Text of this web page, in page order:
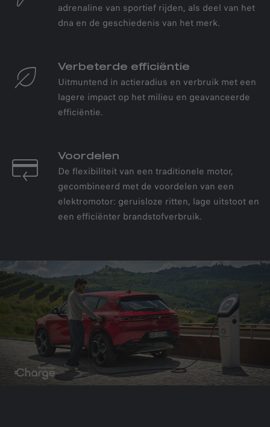
SPORTIVITEIT
Alfa Romeo maakt zijn entree in het
tijdperk van hybride technologie
adrenaline van sportief rijden, als deel van het
dna en de geschiedenis van het merk.
Verbeterde efficiëntie
Uitmuntend in actieradius en verbruik met een
lagere impact op het milieu en geavanceerde
efficiëntie.
Voordelen
De flexibiliteit van een traditionele motor,
gecombineerd met de voordelen van een
elektromotor: geruisloze ritten, lage uitstoot en
een efficiënter brandstofverbruik.